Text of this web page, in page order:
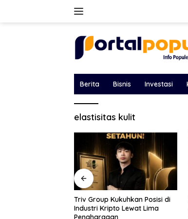
Berita Bisnis Investasi
elastisitas kulit
Nasim Khan Pilih Jalur Dialog,
Jembatani Perselisihan Holding
PTPN dan SPBUN-SGN Demi